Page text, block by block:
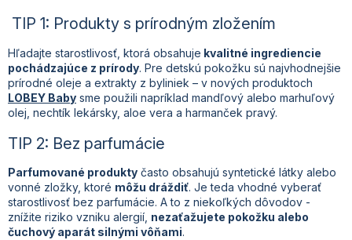
TIP 1: Produkty s prírodným zložením
Hľadajte starostlivosť, ktorá obsahuje kvalitné ingrediencie
pochádzajúce z prírody. Pre detskú pokožku sú najvhodnejšie
prírodné oleje a extrakty z byliniek – v nových produktoch
LOBEY Baby sme použili napríklad mandľový alebo marhuľový
olej, nechtík lekársky, aloe vera a harmanček pravý.
TIP 2: Bez parfumácie
Parfumované produkty často obsahujú syntetické látky alebo
vonné zložky, ktoré môžu dráždiť. Je teda vhodné vyberať
starostlivosť bez parfumácie. A to z niekoľkých dôvodov -
znížite riziko vzniku alergií, nezaťažujete pokožku alebo
čuchový aparát silnými vôňami.